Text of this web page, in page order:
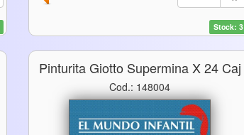
Stock: 3
Pinturita Giotto Supermina X 24 Caj
Cod.: 148004